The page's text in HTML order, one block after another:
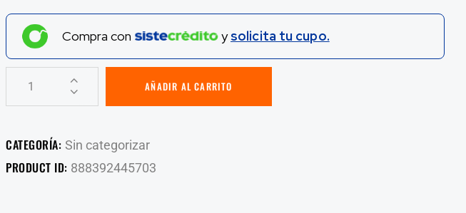
Compra con ysolicita tu cupo.
AÑADIR AL CARRITO
CATEGORÍA: Sin categorizar
PRODUCT ID: 888392445703